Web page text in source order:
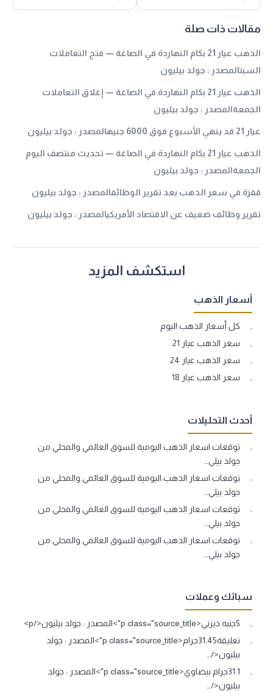
مقالات ذات صلة
الذهب عيار 21 بكام النهاردة في الصاغة — فتح التعاملات
السبتالمصدر : جولد بيليون
الذهب عيار 21 بكام النهاردة في الصاغة — إغلاق التعاملات
الجمعةالمصدر : جولد بيليون
عيار 21 قد ينهي الأسبوع فوق 6000 جنيهالمصدر : جولد بيليون
الذهب عيار 21 بكام النهاردة في الصاغة — تحديث منتصف اليوم
الجمعةالمصدر : جولد بيليون
قفزة في سعر الذهب بعد تقرير الوظائفالمصدر : جولد بيليون
تقرير وظائف ضعيف عن الاقتصاد الأمريكيالمصدر : جولد بيليون
استكشف المزيد
أسعار الذهب
كل أسعار الذهب اليوم
سعر الذهب عيار 21
سعر الذهب عيار 24
سعر الذهب عيار 18
أحدث التحليلات
توقعات اسعار الذهب اليومية للسوق العالمي والمحلي من
جولد بيلي…
توقعات اسعار الذهب اليومية للسوق العالمي والمحلي من
جولد بيلي…
توقعات اسعار الذهب اليومية للسوق العالمي والمحلي من
جولد بيلي…
توقعات اسعار الذهب اليومية للسوق العالمي والمحلي من
جولد بيلي…
سبائك وعملات
5جنيه ديزني<p class="source_title">المصدر : جولد بيليون</p>
تعليقة31.45جرام<p class="source_title">المصدر : جولد
بيليون</…
31.1جرام بيضاوي<p class="source_title">المصدر : جولد
بيليون</…